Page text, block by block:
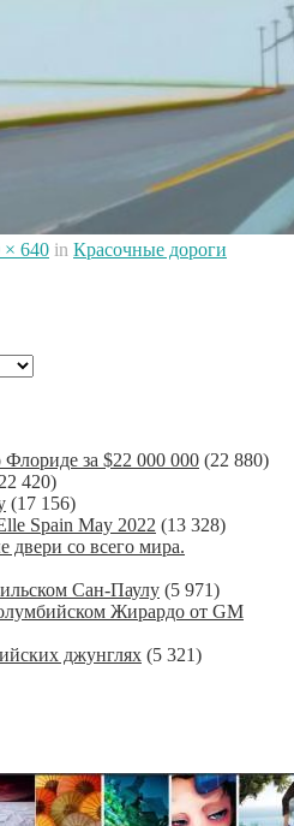
× 640 in Красочные дороги
за $22 000 000 (22 880)
420)
(17 156)
Spain May 2022 (13 328)
со всего мира.
Сан-Паулу (5 971)
Жирардо от GM
джунглях (5 321)